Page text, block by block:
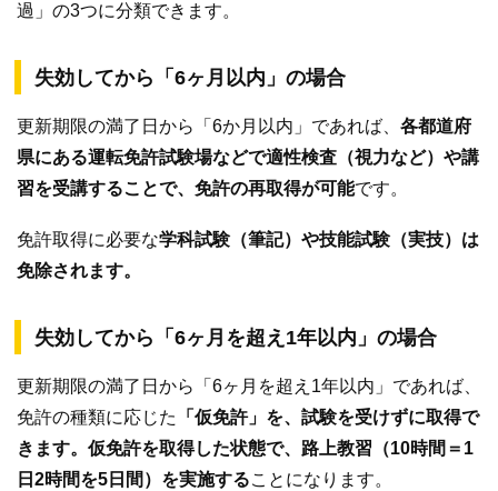
過」の3つに分類できます。
失効してから「6ヶ月以内」の場合
更新期限の満了日から「6か月以内」であれば、 各都道府
県にある運転免許試験場などで適性検査（視力など）や講
習を受講することで、免許の再取得が可能です。
免許取得に必要な学科試験（筆記）や技能試験（実技）は
免除されます。
失効してから「6ヶ月を超え1年以内」の場合
更新期限の満了日から「6ヶ月を超え1年以内」であれば、
免許の種類に応じた
「仮免許」を、試験を受けずに取得で
きます。仮免許を取得した状態で、路上教習（10時間＝1
日2時間を5日間）を実施することになります。